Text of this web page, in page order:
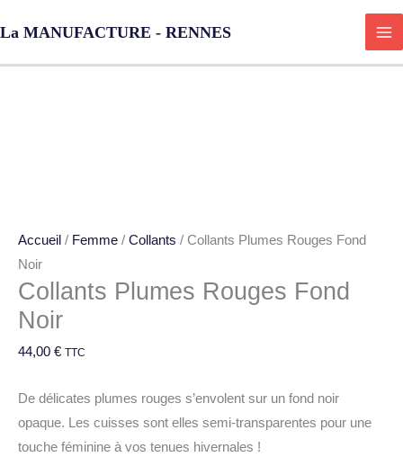
au
La MANUFACTURE - RENNES
Accueil / Femme / Collants / Collants Plumes Rouges Fond
Noir
Collants Plumes Rouges Fond
Noir
44,00 € TTC
De délicates plumes rouges s’envolent sur un fond noir
opaque. Les cuisses sont elles semi-transparentes pour une
touche féminine à vos tenues hivernales !